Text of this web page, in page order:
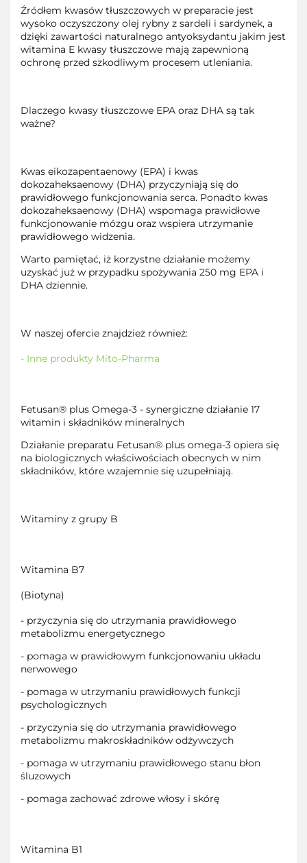
Źródłem kwasów tłuszczowych w preparacie jest
wysoko oczyszczony olej rybny z sardeli i sardynek, a
dzięki zawartości naturalnego antyoksydantu jakim jest
witamina E kwasy tłuszczowe mają zapewnioną
ochronę przed szkodliwym procesem utleniania.
Dlaczego kwasy tłuszczowe EPA oraz DHA są tak
ważne?
Kwas eikozapentaenowy (EPA) i kwas
dokozaheksaenowy (DHA) przyczyniają się do
prawidłowego funkcjonowania serca. Ponadto kwas
dokozaheksaenowy (DHA) wspomaga prawidłowe
funkcjonowanie mózgu oraz wspiera utrzymanie
prawidłowego widzenia.
Warto pamiętać, iż korzystne działanie możemy
uzyskać już w przypadku spożywania 250 mg EPA i
DHA dziennie.
W naszej ofercie znajdzież również:
- Inne produkty Mito-Pharma
Fetusan® plus Omega-3 - synergiczne działanie 17
witamin i składników mineralnych
Działanie preparatu Fetusan® plus omega-3 opiera się
na biologicznych właściwościach obecnych w nim
składników, które wzajemnie się uzupełniają.
Witaminy z grupy B
Witamina B7
(Biotyna)
- przyczynia się do utrzymania prawidłowego
metabolizmu energetycznego
- pomaga w prawidłowym funkcjonowaniu układu
nerwowego
- pomaga w utrzymaniu prawidłowych funkcji
psychologicznych
- przyczynia się do utrzymania prawidłowego
metabolizmu makroskładników odżywczych
- pomaga w utrzymaniu prawidłowego stanu błon
śluzowych
- pomaga zachować zdrowe włosy i skórę
Witamina B1